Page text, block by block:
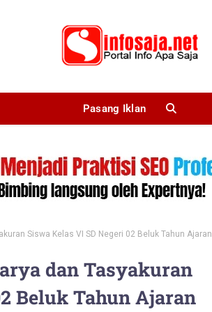
Pasang Iklan
Siswa Kelas VI SD Negeri 02 Beluk Tahun Ajaran
dan Tasyakuran
Beluk Tahun Ajaran